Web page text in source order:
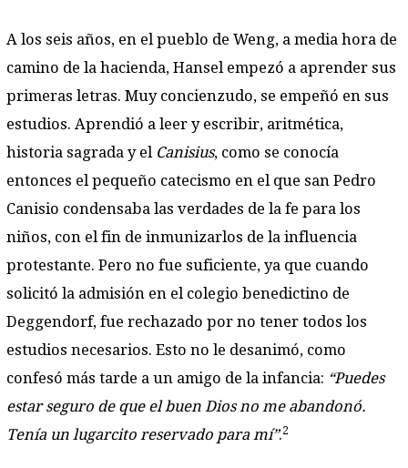
A los seis años, en el pueblo de Weng, a media hora de
camino de la hacienda, Hansel empezó a aprender sus
primeras letras. Muy concienzudo, se empeñó en sus
estudios. Aprendió a leer y escribir, aritmética,
historia sagrada y el Canisius, como se conocía
entonces el pequeño catecismo en el que san Pedro
Canisio condensaba las verdades de la fe para los
niños, con el fin de inmunizarlos de la influencia
protestante. Pero no fue suficiente, ya que cuando
solicitó la admisión en el colegio benedictino de
Deggendorf, fue rechazado por no tener todos los
estudios necesarios. Esto no le desanimó, como
confesó más tarde a un amigo de la infancia: “Puedes
estar seguro de que el buen Dios no me abandonó.
Tenía un lugarcito reservado para mí”.2